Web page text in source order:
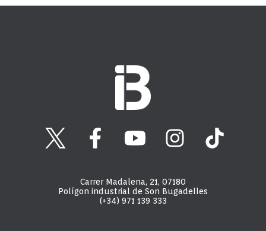
Carrer Madalena, 21, 07180
Polígon industrial de Son Bugadelles
(+34) 971 139 333